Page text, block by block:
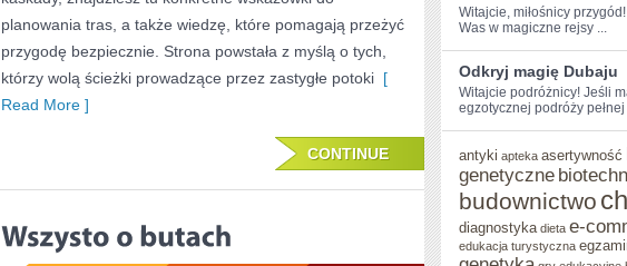
planowania tras, a także wiedzę, które pomagają przeżyć
przygodę bezpiecznie. Strona powstała z myślą o tych,
którzy wolą ścieżki prowadzące przez zastygłe potoki [
Read More ]
CONTINUE
Witajcie, miłośnicy
Was w ⁤magiczne rejsy⁤ ...
Odkryj magię Dubaju
Witajcie podróżnicy! Jeśli​
egzotycznej podróży
antyki apteka asertywność
genetyczne
budownictwo
diagnostyka dieta e-
edukacja turystyczna